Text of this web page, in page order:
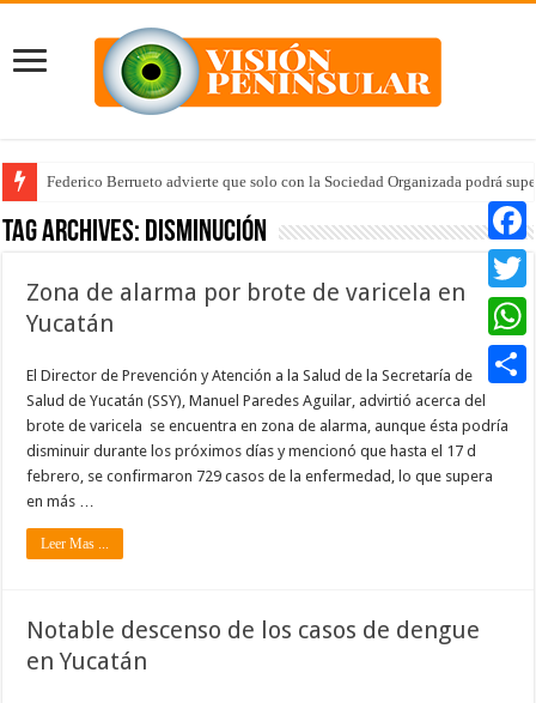
Federico Berrueto advierte que solo con la Sociedad Organizada podrá
Tag Archives: Disminución
Zona de alarma por brote de varicela en
Yucatán
El Director de Prevención y Atención a la Salud de la Secretaría de
Salud de Yucatán (SSY), Manuel Paredes Aguilar, advirtió acerca del
brote de varicela se encuentra en zona de alarma, aunque ésta podría
disminuir durante los próximos días y mencionó que hasta el 17 d
febrero, se confirmaron 729 casos de la enfermedad, lo que supera
en más …
Leer Mas ...
Notable descenso de los casos de dengue
en Yucatán
Twitter